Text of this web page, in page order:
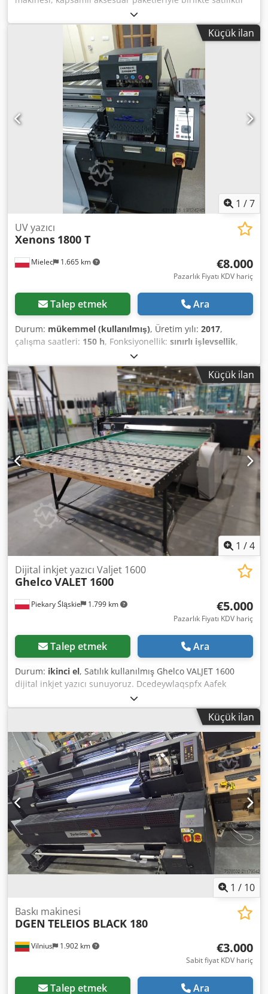
Dsdpfxsyrut Uo Aafock Üç adet tampon baskı makinesi
satışa sunulmuştur. Tüm makineler tamamen çalışır
durumdadır. Sadece kendi baskı kalıplarınıza göre
ayarlanması gerekmektedir. Pakete dahil olanlar: - En az
200 adet yeni ve hiç kullanılmamış baskı tamponu - Yeni,
asit ile oyulmuş baskı plakaları (kullanılmamış) - Diğer
aksesuarlar Tüm makineler teknik olarak kusursuzdur ve
ilgili baskı kalıplarına göre ayarlandıktan hemen sonra
kullanım için hazırdır. Tercihim, tüm ekipmanların bir
bütün halinde toplu olarak alınması yönündedir.
Tamponların değeri hakkında: Bir baskı tamponunun birim
fiyatı modeline göre 35–45 € arasındadır. Sadece tampon
stoğu bile birkaç bin Euro değerindedir. İlgilenenler veya
sorusu olanlar benimle iletişime geçebilir. Tüm
makinelerin videoları elimde mevcut! Bana doğrudan teklif
sunabilirsiniz.
Küçük ilan
1 /7
Mielec 1.665 km
UV yazıcı
Xenons 1800 T
€8.000
Pazarlık Fiyatı KDV hariç
Talep etmek Ara
Durum: mükemmel (kullanılmış), Üretim yılı: 2017,
çalışma saatleri: 150 h, Fonksiyonellik: sınırlı işlevsellik,
Toshiba baskı kafalı UV yazıcı Dcodpfx Aasw R Uxzofok
Baskı genişliği 180 cm
Küçük ilan
1 /4
Piekary Śląskie 1.799 km
Dijital inkjet yazıcı Valjet 1600
GhelcoVALET 1600
€5.000
Pazarlık Fiyatı KDV hariç
Talep etmek Ara
Durum: ikinci el, Satılık kullanılmış Ghelco VALJET 1600
dijital inkjet yazıcı sunuyoruz. Dcedeywlaqspfx Aafek
Yazıcı, cam, metal, ahşap, plastik gibi düz yüzeyler üzerine
baskı yapmaya uygundur. Maksimum baskı genişliği 1,6
m’dir. Maksimum baskı çözünürlüğü 1440 dpi’dir.
Sorularınız veya ek bilgi talepleriniz için lütfen mesaj
gönderin veya telefonla iletişime geçin.
Küçük ilan
1 / 10
Vilnius 1.902 km
Baskı makinesi
DGEN TELEIOS BLACK 180
€3.000
Sabit fiyat KDV hariç
Talep etmek Ara